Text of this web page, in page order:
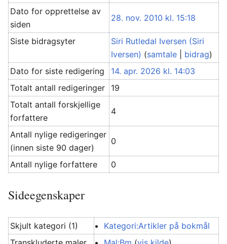
Dato for opprettelse av
siden
28. nov. 2010 kl. 15:18
Siste bidragsyter
Siri Rutledal Iversen (Siri
Iversen) (samtale bidrag)
Dato for siste redigering
14. apr. 2026 kl. 14:03
Totalt antall redigeringer
19
Totalt antall forskjellige
forfattere
4
Antall nylige redigeringer
(innen siste 90 dager)
0
Antall nylige forfattere 0
Sideegenskaper
Skjult kategori (1)
Kategori:Artikler på bokmål